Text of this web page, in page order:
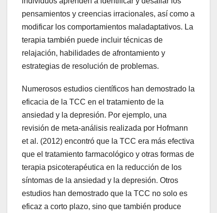
pensamientos y creencias irracionales, así como a
modificar los comportamientos maladaptativos. La
terapia también puede incluir técnicas de
relajación, habilidades de afrontamiento y
estrategias de resolución de problemas.
Numerosos estudios científicos han demostrado la
eficacia de la TCC en el tratamiento de la
ansiedad y la depresión. Por ejemplo, una
revisión de meta-análisis realizada por Hofmann
et al. (2012) encontró que la TCC era más efectiva
que el tratamiento farmacológico y otras formas de
terapia psicoterapéutica en la reducción de los
síntomas de la ansiedad y la depresión. Otros
estudios han demostrado que la TCC no solo es
eficaz a corto plazo, sino que también produce